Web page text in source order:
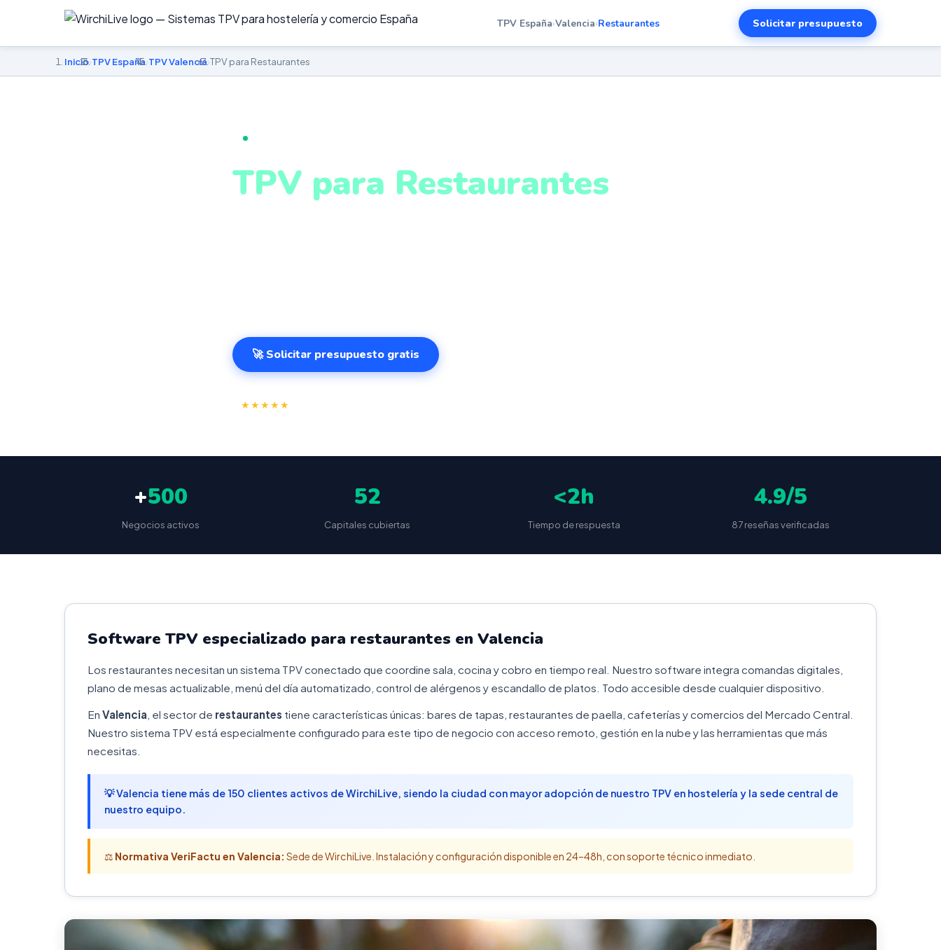
TPV España›Valencia›Restaurantes Solicitar presupuesto
Inicio›TPV España›TPV Valencia›TPV para Restaurantes
TPV para Restaurantes
🚀 Solicitar presupuesto gratis
★★★★★
+500
Negocios activos
52
Capitales cubiertas
<2h
Tiempo de respuesta
4.9/5
87 reseñas verificadas
Software TPV especializado para restaurantes en Valencia
Los restaurantes necesitan un sistema TPV conectado que coordine sala, cocina y cobro en tiempo real. Nuestro software integra comandas digitales,
plano de mesas actualizable, menú del día automatizado, control de alérgenos y escandallo de platos. Todo accesible desde cualquier dispositivo.
En Valencia , el sector de restaurantes tiene características únicas: bares de tapas, restaurantes de paella, cafeterías y comercios del Mercado Central.
Nuestro sistema TPV está especialmente configurado para este tipo de negocio con acceso remoto, gestión en la nube y las herramientas que más
necesitas.
💡 Valencia tiene más de 150 clientes activos de WirchiLive, siendo la ciudad con mayor adopción de nuestro TPV en hostelería y la sede central de
nuestro equipo.
⚖️ Normativa VeriFactu en Valencia: Sede de WirchiLive. Instalación y configuración disponible en 24–48h, con soporte técnico inmediato.